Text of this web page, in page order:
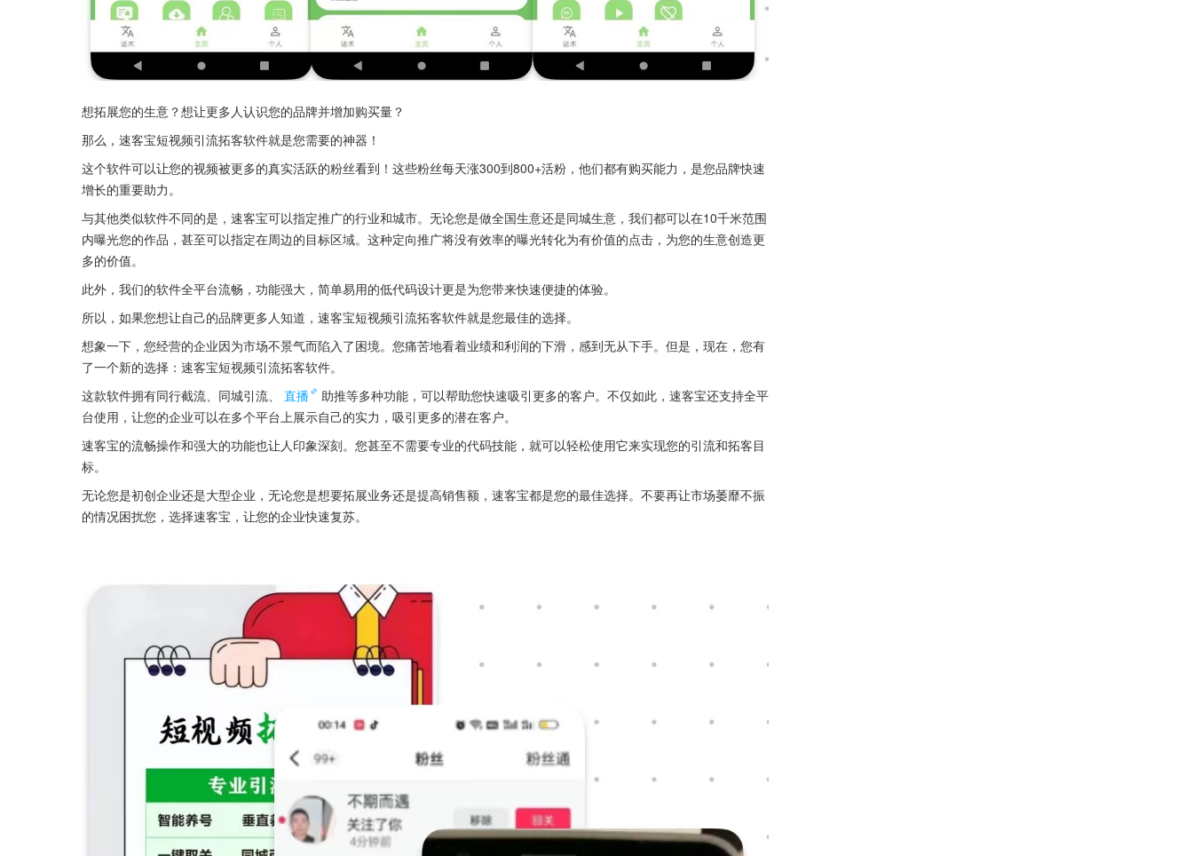
想拓展您的生意？想让更多人认识您的品牌并增加购买量？
那么，速客宝短视频引流拓客软件就是您需要的神器！
这个软件可以让您的视频被更多的真实活跃的粉丝看到！这些粉丝每天涨300到800+活粉，他们都有购买能力，是您品牌快速
增长的重要助力。
与其他类似软件不同的是，速客宝可以指定推广的行业和城市。无论您是做全国生意还是同城生意，我们都可以在10千米范围
内曝光您的作品，甚至可以指定在周边的目标区域。这种定向推广将没有效率的曝光转化为有价值的点击，为您的生意创造更
多的价值。
此外，我们的软件全平台流畅，功能强大，简单易用的低代码设计更是为您带来快速便捷的体验。
所以，如果您想让自己的品牌更多人知道，速客宝短视频引流拓客软件就是您最佳的选择。
想象一下，您经营的企业因为市场不景气而陷入了困境。您痛苦地看着业绩和利润的下滑，感到无从下手。但是，现在，您有
了一个新的选择：速客宝短视频引流拓客软件。
这款软件拥有同行截流、同城引流、
直播
助推等多种功能，可以帮助您快速吸引更多的客户。不仅如此，速客宝还支持全平
台使用，让您的企业可以在多个平台上展示自己的实力，吸引更多的潜在客户。
速客宝的流畅操作和强大的功能也让人印象深刻。您甚至不需要专业的代码技能，就可以轻松使用它来实现您的引流和拓客目
标。
无论您是初创企业还是大型企业，无论您是想要拓展业务还是提高销售额，速客宝都是您的最佳选择。不要再让市场萎靡不振
的情况困扰您，选择速客宝，让您的企业快速复苏。